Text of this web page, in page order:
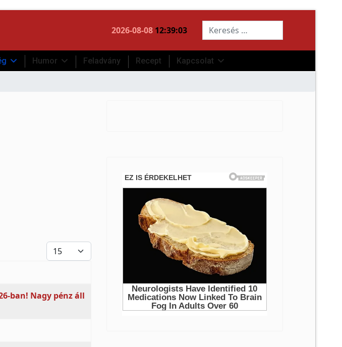
2026-08-08 12:39:04 Keresés...
Humor Feladvány Recept Kapcsolat
Tételek #
ban! Nagy pénz áll